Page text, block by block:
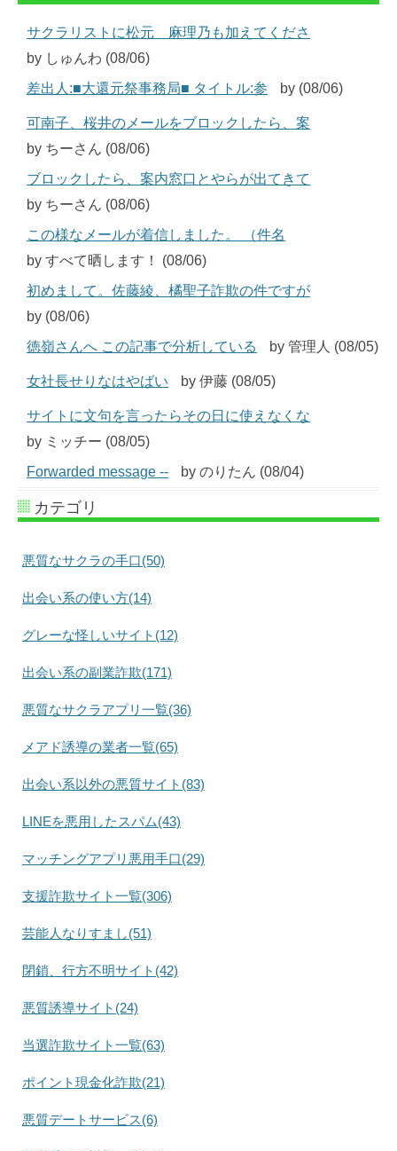
サクラリストに松元 麻理乃も加えてくださ
by しゅんわ (08/06)
差出人:■大還元祭事務局■ タイトル:参
by (08/06)
可南子、桜井のメールをブロックしたら、案
by ちーさん (08/06)
ブロックしたら、案内窓口とやらが出てきて
by ちーさん (08/06)
この様なメールが着信しました。 （件名
by すべて晒します！ (08/06)
初めまして。佐藤綾、橘聖子詐欺の件ですが
by (08/06)
徳嶺さんへ この記事で分析している
by 管理人 (08/05)
女社長せりなはやばい by 伊藤 (08/05)
サイトに文句を言ったらその日に使えなくな
by ミッチー (08/05)
Forwarded message --
by のりたん (08/04)
カテゴリ
悪質なサクラの手口(50)
出会い系の使い方(14)
グレーな怪しいサイト(12)
出会い系の副業詐欺(171)
悪質なサクラアプリ一覧(36)
メアド誘導の業者一覧(65)
出会い系以外の悪質サイト(83)
LINEを悪用したスパム(43)
マッチングアプリ悪用手口(29)
支援詐欺サイト一覧(306)
芸能人なりすまし(51)
閉鎖、行方不明サイト(42)
悪質誘導サイト(24)
当選詐欺サイト一覧(63)
ポイント現金化詐欺(21)
悪質デートサービス(6)